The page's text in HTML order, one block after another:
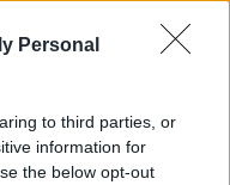
Personal
to third parties, or
information for
the below opt-out